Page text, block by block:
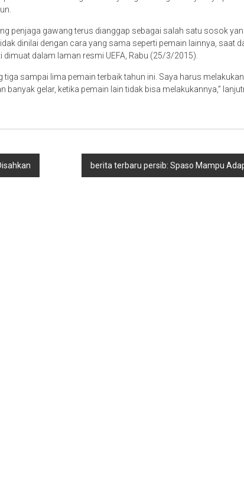
penjaga gawang terus dianggap sebagai salah satu sosok
dinilai dengan cara yang sama seperti pemain lainnya, saat
dimuat dalam laman resmi UEFA, Rabu (25/3/2015).
tiga sampai lima pemain terbaik tahun ini. Saya harus
gelar, ketika pemain lain tidak bisa melakukannya,”
berita terbaru persib: Spaso Mampu